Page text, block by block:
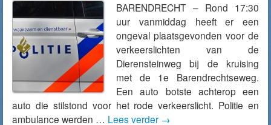
BARENDRECHT – Rond 17:30
uur vanmiddag heeft er een
ongeval plaatsgevonden voor de
verkeerslichten van de
Dierensteinweg bij de kruising
met de 1e Barendrechtseweg.
Een auto botste achterop een
auto die stilstond voor het rode verkeerslicht. Politie en
ambulance werden … Lees verder →